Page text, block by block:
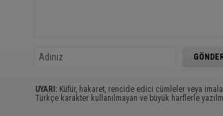
UYARI: Küfür, hakaret, rencide edici cümleler veya
Türkçe karakter kullanılmayan ve büyük harflerle